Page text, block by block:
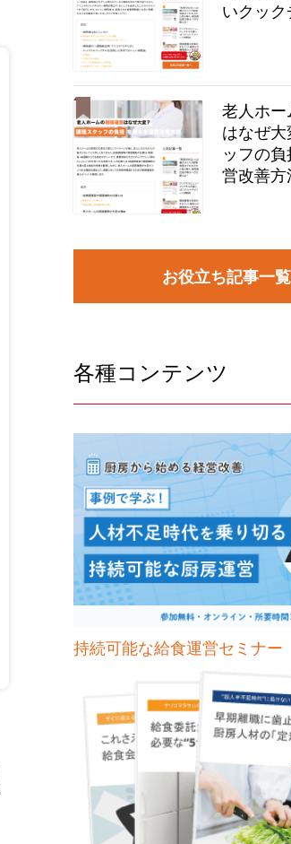
いクック
老人ホー
はなぜ大
ッフの
営改善方
お役立ち記事一
各種コンテンツ
持続可能な給食運営セミナー